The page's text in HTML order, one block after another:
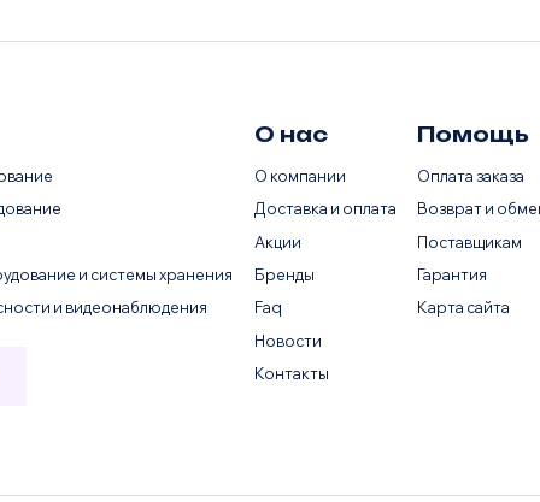
и системы хранения
и видеонаблюдения
О нас
О компании
Доставка и оплата
Акции
Бренды
Faq
Новости
Контакты
Помощь
Оплата заказа
Возврат и
Поставщикам
Гарантия
Карта сайта